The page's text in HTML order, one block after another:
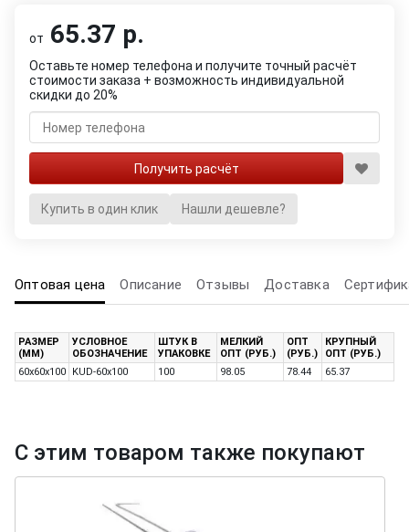
от 65.37 р.
Оставьте номер телефона и получите точный расчёт
стоимости заказа + возможность индивидуальной
скидки до 20%
Купить в один клик Нашли дешевле?
Оптовая цена Описание Отзывы Доставка
РАЗМЕР
(ММ)
УСЛОВНОЕ
ОБОЗНАЧЕНИЕ
ШТУК В
УПАКОВКЕ
МЕЛКИЙ
ОПТ (РУБ.)
ОПТ
(РУБ.)
КРУПНЫЙ
ОПТ (РУБ.)
60x60x100
KUD-60х100 100 98.05 78.44 65.37
С этим товаром также покупают